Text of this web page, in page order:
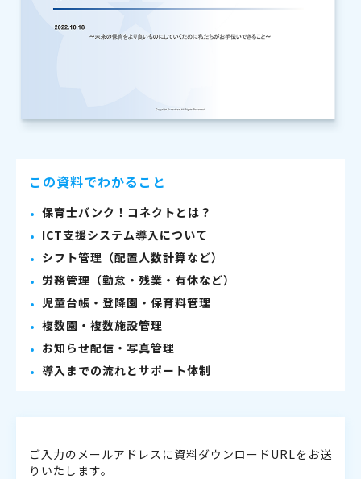
この資料でわかること
保育士バンク！コネクトとは？
ICT支援システム導入について
シフト管理（配置人数計算など）
労務管理（勤怠・残業・有休など）
児童台帳・登降園・保育料管理
複数園・複数施設管理
お知らせ配信・写真管理
導入までの流れとサポート体制
ご入力のメールアドレスに資料ダウンロードURLをお送
りいたします。